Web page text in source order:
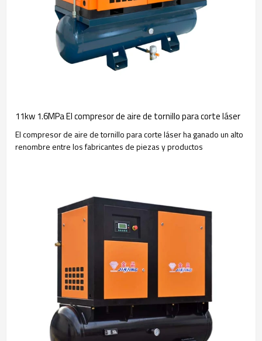
11kw 1.6MPa El compresor de aire de tornillo para corte láser
El compresor de aire de tornillo para corte láser ha ganado un alto
renombre entre los fabricantes de piezas y productos